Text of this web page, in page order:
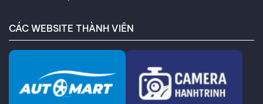
CÁC WEBSITE THÀNH VIÊN